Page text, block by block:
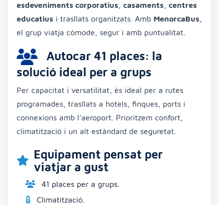
esdeveniments corporatius
casaments
centres
educatius i trasllats organitzats. Amb MenorcaBus
el grup viatja còmode, segur i amb puntualitat.
Autocar 41 places: la
solució ideal per a grups
Per capacitat i versatilitat, és ideal per a rutes
programades, trasllats a hotels, finques, ports i
connexions amb l’aeroport. Prioritzem confort,
climatització i un alt estàndard de seguretat.
Equipament pensat per
viatjar a gust
41 places per a grups.
Climatització.